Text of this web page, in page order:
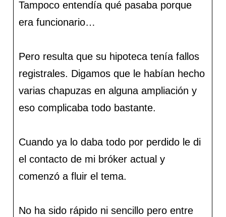
Tampoco entendía qué pasaba porque
era funcionario…
Pero resulta que su hipoteca tenía fallos
registrales. Digamos que le habían hecho
varias chapuzas en alguna ampliación y
eso complicaba todo bastante.
Cuando ya lo daba todo por perdido le di
el contacto de mi bróker actual y
comenzó a fluir el tema.
No ha sido rápido ni sencillo pero entre